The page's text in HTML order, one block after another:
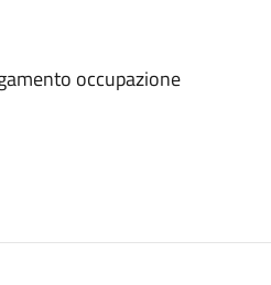
occupazione